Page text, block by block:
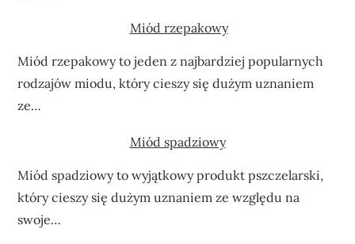
Miód rzepakowy
Miód rzepakowy to jeden z najbardziej popularnych
rodzajów miodu, który cieszy się dużym uznaniem
ze…
Miód spadziowy
Miód spadziowy to wyjątkowy produkt pszczelarski,
który cieszy się dużym uznaniem ze względu na
swoje…